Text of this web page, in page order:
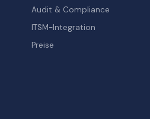
Audit & Compliance
ITSM-Integration
Preise